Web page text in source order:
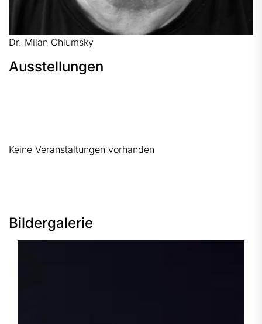
Dr. Milan Chlumsky
Ausstellungen
Keine Veranstaltungen vorhanden
Bildergalerie